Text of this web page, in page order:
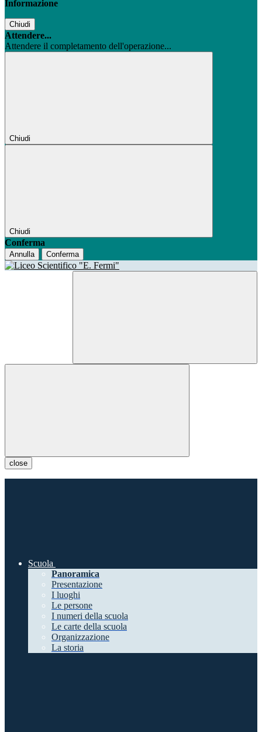
Informazione
Chiudi
Attendere...
Attendere il completamento dell'operazione...
Chiudi
Chiudi
Conferma
Annulla Conferma
close
Scuola
Panoramica
Presentazione
I luoghi
Le persone
I numeri della scuola
Le carte della scuola
Organizzazione
La storia